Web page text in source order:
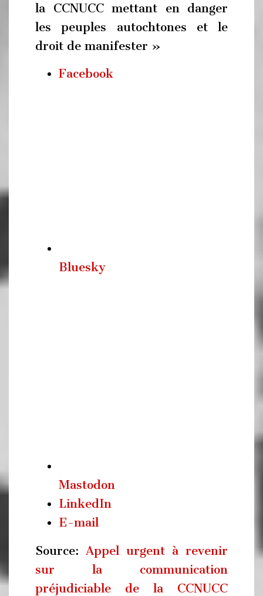
la CCNUCC mettant en danger
les peuples autochtones et le
droit de manifester »
Facebook
Bluesky
Mastodon
LinkedIn
E-mail
Source: Appel urgent à revenir
sur la communication
préjudiciable de la CCNUCC